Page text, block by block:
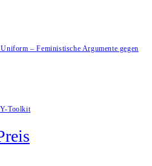
– Feministische Argumente gegen
Toolkit